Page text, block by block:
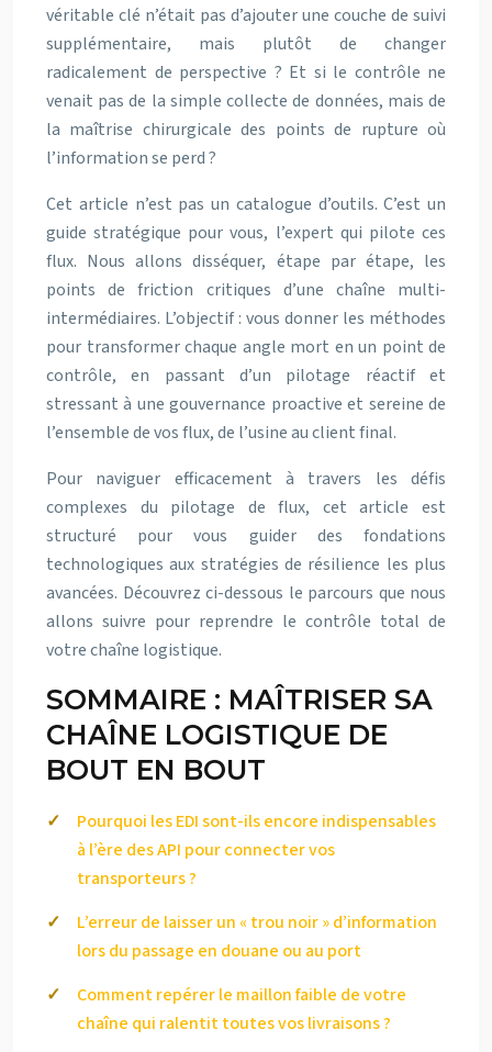
véritable clé n’était pas d’ajouter une couche de suivi
supplémentaire, mais plutôt de changer
radicalement de perspective ? Et si le contrôle ne
venait pas de la simple collecte de données, mais de
la maîtrise chirurgicale des points de rupture où
l’information se perd ?
Cet article n’est pas un catalogue d’outils. C’est un
guide stratégique pour vous, l’expert qui pilote ces
flux. Nous allons disséquer, étape par étape, les
points de friction critiques d’une chaîne multi-
intermédiaires. L’objectif : vous donner les méthodes
pour transformer chaque angle mort en un point de
contrôle, en passant d’un pilotage réactif et
stressant à une gouvernance proactive et sereine de
l’ensemble de vos flux, de l’usine au client final.
Pour naviguer efficacement à travers les défis
complexes du pilotage de flux, cet article est
structuré pour vous guider des fondations
technologiques aux stratégies de résilience les plus
avancées. Découvrez ci-dessous le parcours que nous
allons suivre pour reprendre le contrôle total de
votre chaîne logistique.
SOMMAIRE : MAÎTRISER SA
CHAÎNE LOGISTIQUE DE
BOUT EN BOUT
Pourquoi les EDI sont-ils encore indispensables
à l’ère des API pour connecter vos
transporteurs ?
L’erreur de laisser un « trou noir » d’information
lors du passage en douane ou au port
Comment repérer le maillon faible de votre
chaîne qui ralentit toutes vos livraisons ?